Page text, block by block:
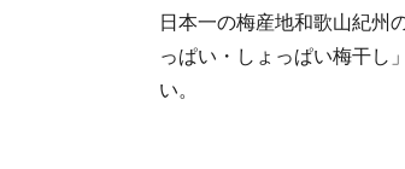
日本一の梅産地和歌山紀州
っぱい・しょっぱい梅干し
い。